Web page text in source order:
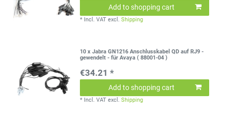
Add to shopping cart
* Incl. VAT excl.Shipping
10 x Jabra GN1216 Anschlusskabel QD auf RJ9 -
gewendelt - für Avaya ( 88001-04 )
€34.21 *
Add to shopping cart
* Incl. VAT excl.Shipping